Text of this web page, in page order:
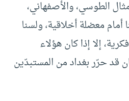
الطوسي، والأصفهاني،
أمام معضلة أخلاقية، ولسنا
إلا إذا كان هؤلاء
قد حرّر بغداد من المستبدّين